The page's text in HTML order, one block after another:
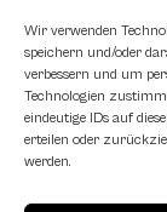
Wir verwenden
speichern und/oder
verbessern und um
Technologien
eindeutige IDs auf
erteilen oder
werden.